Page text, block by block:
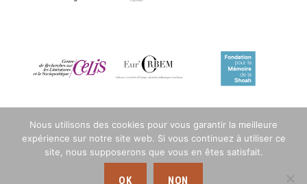
Nous utilisons des cookies pour vous garantir la meilleure
expérience sur notre site web. Si vous continuez à utiliser ce
site, nous supposerons que vous en êtes satisfait.
OK NON